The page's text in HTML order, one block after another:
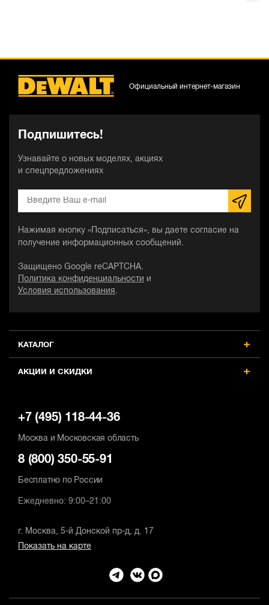
КАТАЛОГ
АКЦИИ И СКИДКИ
Подпишитесь!
Узнавайте о новых моделях, акциях
и спецпредложениях
Нажимая кнопку «Подписаться», вы даете согласие на
получение информационных сообщений.
Защищено Google reCAPTCHA.
Политика конфиденциальности
и
Условия использования .
Официальный интернет-магазин
+7 (495) 118-44-36
Москва и Московская область
8 (800) 350-55-91
Бесплатно по России
Ежедневно: 9:00–21:00
г. Москва, 5-й Донской пр-д, д. 17
Показать на карте